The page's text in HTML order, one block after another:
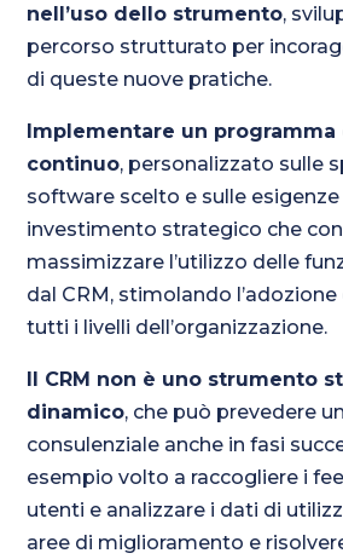
nell’uso dello strumento,
percorso strutturato per
di queste nuove pratiche.
Implementare un
continuo, personalizzato sulle
software scelto e sulle esigenze
investimento strategico che
massimizzare l’utilizzo delle
dal CRM, stimolando
tutti i livelli dell’organizzazione.
Il CRM non è uno strumento
dinamico, che può prevedere
consulenziale anche in fasi
esempio volto a raccogliere i
utenti e analizzare i dati di
aree di miglioramento e